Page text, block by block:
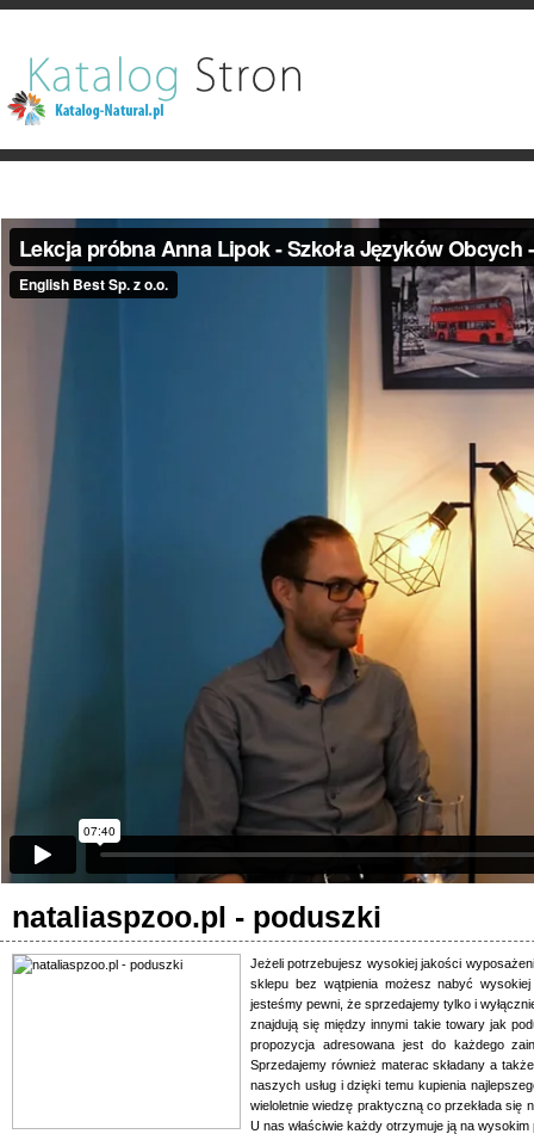
nataliaspzoo.pl - poduszki
Jeżeli potrzebujesz wysokiej jakości
sklepu bez wątpienia możesz nabyć
jesteśmy pewni, że sprzedajemy tylko i
znajdują się między innymi takie towary jak
propozycja adresowana jest do każdego
Sprzedajemy również materac składany a
naszych usług i dzięki temu kupienia
wieloletnie wiedzę praktyczną co przekłada się
U nas właściwie każdy otrzymuje ją na wysokim